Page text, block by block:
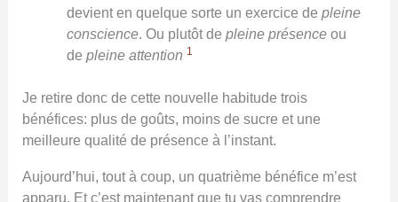
devient en quelque sorte un exercice de pleine
conscience. Ou plutôt de pleine présenceou
de pleine attention 1
Je retire donc de cette nouvelle habitude trois
bénéfices: plus de goûts, moins de sucre et une
meilleure qualité de présence à l’instant.
Aujourd’hui, tout à coup, un quatrième bénéfice m’est
apparu. Et c’est maintenant que tu vas comprendre